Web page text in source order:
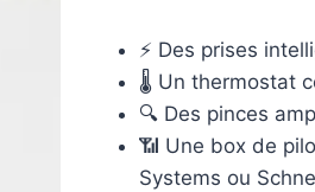
⚡ Des prises
🌡 Un thermostat
🔍 Des pinces
📶 Une box de
Systems ou